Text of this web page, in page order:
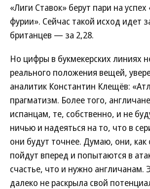
«Лиги Ставок» берут пари на успех
фурии». Сейчас такой исход идет
британцев — за 2,28.
Но цифры в букмекерских линиях
реального положения вещей,
аналитик Константин Клещёв:
прагматизм. Более того,
испанцам, те, собственно, и не
ничью и надеяться на то, что в
они будут точнее. Думаю, они,
пойдут вперед и попытаются в
счастье, что и нужно англичанам.
далеко не раскрыла свой